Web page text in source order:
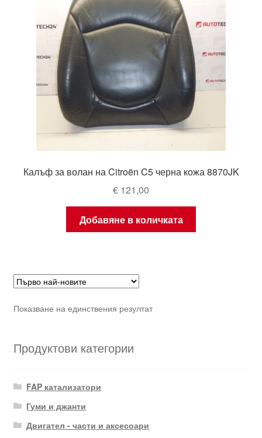
Калъф за волан на Citroën C5 черна кожа 8870JK
€ 121,00
Добавяне в количката
Показване на единствения резултат
Продуктови категории
FAP катализатори
Гуми и джанти
Двигател - части и аксесоари